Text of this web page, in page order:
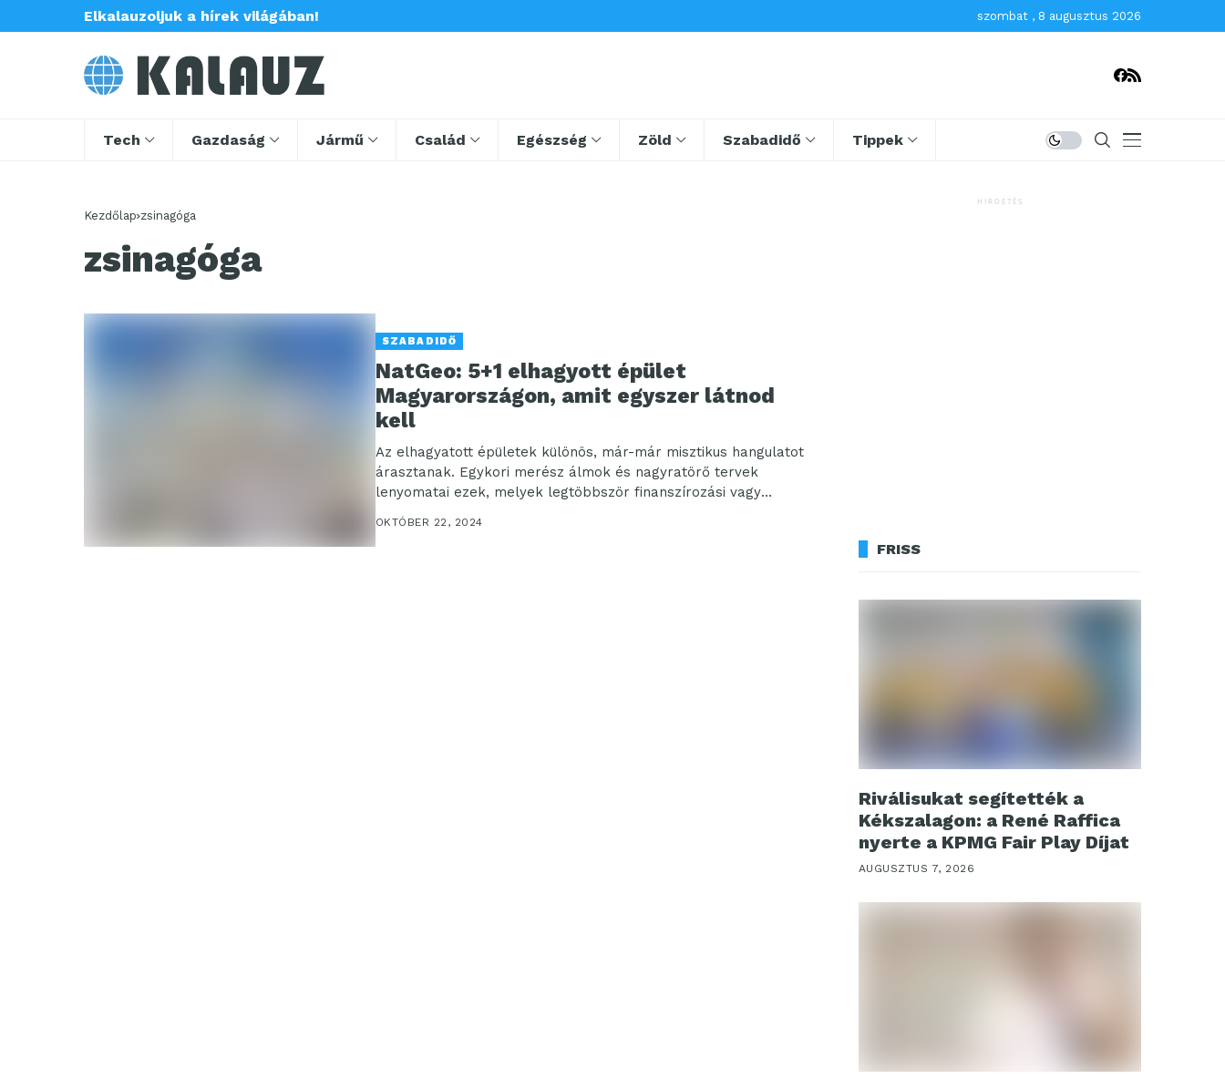
Elkalauzoljuk a hírek világában! szombat , 8 augusztus 2026
Tech Gazdaság Jármű Család Egészség Zöld Szabadidő Tippek
Kezdőlap zsinagóga
zsinagóga
SZABADIDŐ
NatGeo: 5+1 elhagyott épület
Magyarországon, amit egyszer látnod
kell
Az elhagyatott épületek különös, már-már misztikus hangulatot
árasztanak. Egykori merész álmok és nagyratörő tervek
lenyomatai ezek, melyek legtöbbször finanszírozási vagy
OKTÓBER 22, 2024
HIRDETÉS
FRISS
Riválisukat segítették a
Kékszalagon: a René Raffica
nyerte a KPMG Fair Play Díjat
AUGUSZTUS 7, 2026